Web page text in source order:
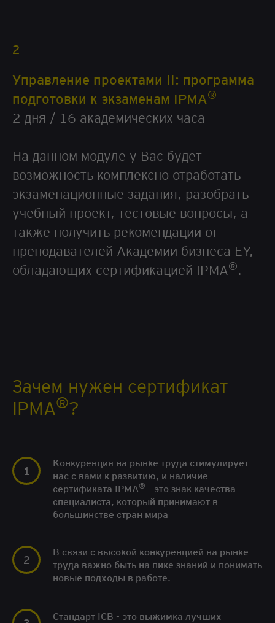
2
Управление проектами II: программа
подготовки к экзаменам IPMA®
2 дня / 16 академических часа
На данном модуле у Вас будет
возможность комплексно отработать
экзаменационные задания, разобрать
учебный проект, тестовые вопросы, а
также получить рекомендации от
преподавателей Академии бизнеса EY,
обладающих сертификацией IPMA®.
Зачем нужен сертификат
IPMA®?
Конкуренция на рынке труда стимулирует
нас с вами к развитию, и наличие
сертификата IPMA® - это знак качества
специалиста, который принимают в
большинстве стран мира
В связи с высокой конкуренцией на рынке
труда важно быть на пике знаний и понимать
новые подходы в работе.
Стандарт ICB - это выжимка лучших